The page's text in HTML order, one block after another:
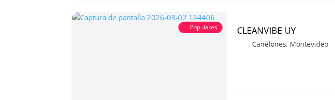
Populares CLEANVIBE UY
Canelones, Montevideo